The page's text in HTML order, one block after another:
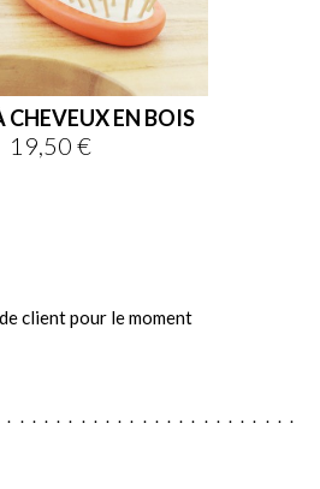
CHEVEUX EN BOIS
Prix
19,50 €
client pour le moment